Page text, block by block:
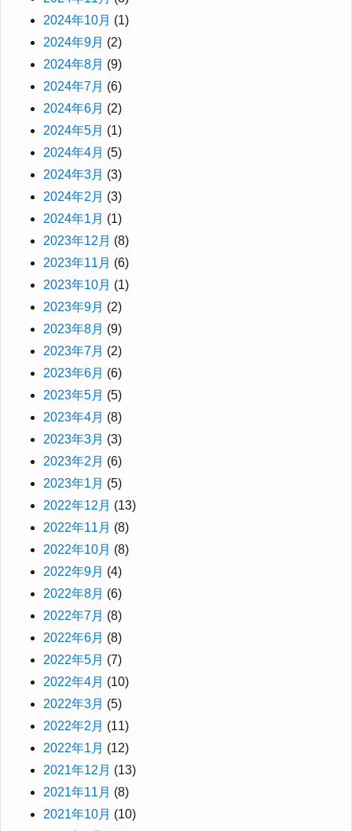
2024年10月 (1)
2024年9月 (2)
2024年8月 (9)
2024年7月 (6)
2024年6月 (2)
2024年5月 (1)
2024年4月 (5)
2024年3月 (3)
2024年2月 (3)
2024年1月 (1)
2023年12月 (8)
2023年11月 (6)
2023年10月 (1)
2023年9月 (2)
2023年8月 (9)
2023年7月 (2)
2023年6月 (6)
2023年5月 (5)
2023年4月 (8)
2023年3月 (3)
2023年2月 (6)
2023年1月 (5)
2022年12月 (13)
2022年11月 (8)
2022年10月 (8)
2022年9月 (4)
2022年8月 (6)
2022年7月 (8)
2022年6月 (8)
2022年5月 (7)
2022年4月 (10)
2022年3月 (5)
2022年2月 (11)
2022年1月 (12)
2021年12月 (13)
2021年11月 (8)
2021年10月 (10)